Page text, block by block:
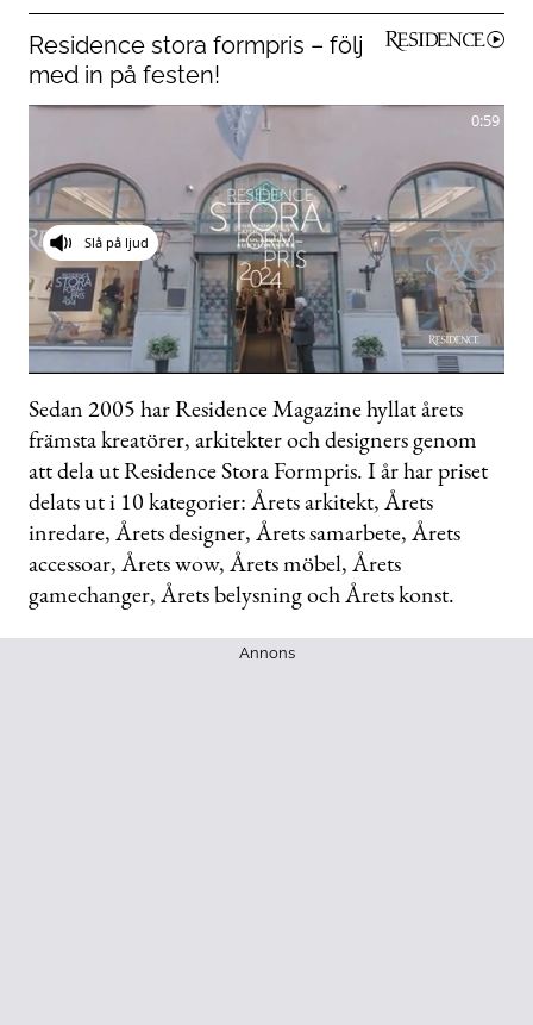
Residence stora formpris – följ
med in på festen!
0:59
0
seconds
of
58
Slå på ljud
Sedan 2005 har Residence Magazine hyllat årets
främsta kreatörer, arkitekter och designers genom
att dela ut Residence Stora Formpris. I år har priset
delats ut i 10 kategorier: Årets arkitekt, Årets
inredare, Årets designer, Årets samarbete, Årets
accessoar, Årets wow, Årets möbel, Årets
gamechanger, Årets belysning och Årets konst.
Annons